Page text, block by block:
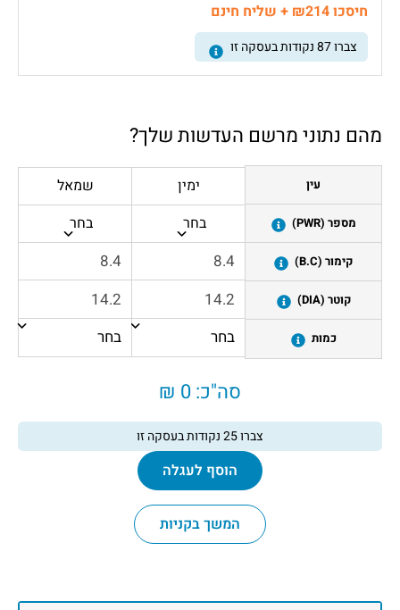
חיסכו ₪214 + שליח חינם
צברו87נקודות בעסקה זו
מהם נתוני מרשם העדשות שלך?
עין
מספר (PWR)
קימור (B.C)
קוטר (DIA)
כמות
ימין
בחר
שמאל
בחר
סה"כ:0 ₪
צברו25נקודות בעסקה זו
הוסף לעגלה
המשך בקניות